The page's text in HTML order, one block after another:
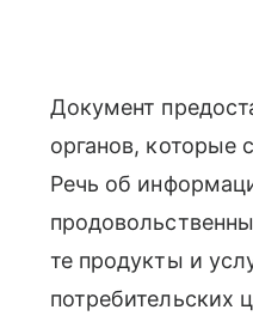
Документ
органов, которые
Речь об
те продукты и
потребительских